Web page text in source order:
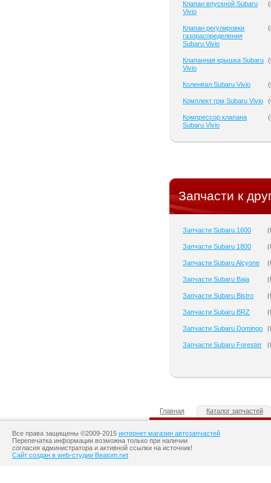
Клапан впускной Subaru
Vivio
(
Клапан регулировки
газораспределения
Subaru Vivio
(
Клапанная крышка Subaru
Vivio
(
Коленвал Subaru Vivio (
Комплект грм Subaru Vivio (
Компрессор клапана
Subaru Vivio
(
Запчасти к
Запчасти Subaru 1600 (
Запчасти Subaru 1800 (
Запчасти Subaru Alcyone (
Запчасти Subaru Baja (
Запчасти Subaru Bistro (
Запчасти Subaru BRZ (
Запчасти Subaru Domingo (
Запчасти Subaru Forester (
Главная Каталог запчастей
Все права защищены ©2009-2015 интернет магазин автозапчастей
Перепечатка информации возможна только при наличии
согласия администратора и активной ссылки на источник!
Сайт создан в web-студии Beatom.net